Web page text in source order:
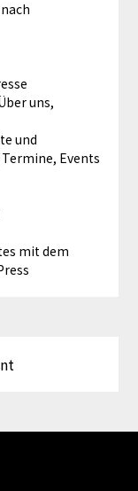
uns,
und
Events
mit dem